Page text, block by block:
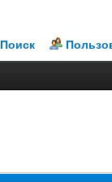
Поиск